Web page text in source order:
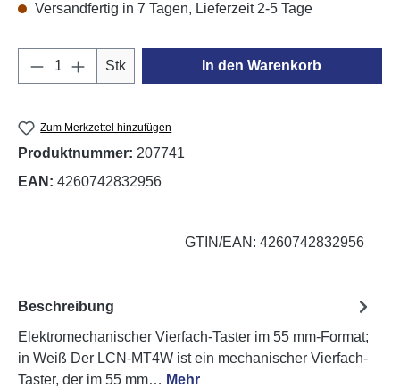
Versandfertig in 7 Tagen, Lieferzeit 2-5 Tage
Produkt Anzahl: Gib den gewünschten
Stk In den Warenkorb
Zum Merkzettel hinzufügen
Produktnummer: 207741
EAN: 4260742832956
GTIN/EAN: 4260742832956
Beschreibung
Elektromechanischer Vierfach-Taster im 55 mm-Format;
in Weiß Der LCN-MT4W ist ein mechanischer Vierfach-
Taster, der im 55 mm… Mehr